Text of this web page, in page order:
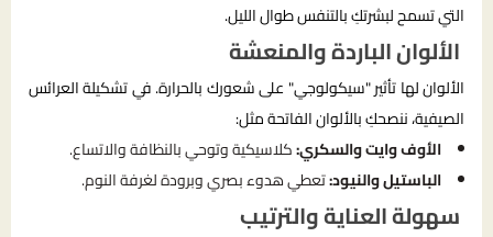
التي تسمح لبشرتكِ بالتنفس طوال الليل.
الألوان الباردة والمنعشة
الألوان لها تأثير "سيكولوجي" على شعورك بالحرارة. في تشكيلة العرائس
الصيفية، ننصحكِ بالألوان الفاتحة مثل:
الأوف وايت والسكري:كلاسيكية وتوحي بالنظافة والاتساع.
الباستيل والنيود:تعطي هدوء بصري وبرودة لغرفة النوم.
سهولة العناية والترتيب